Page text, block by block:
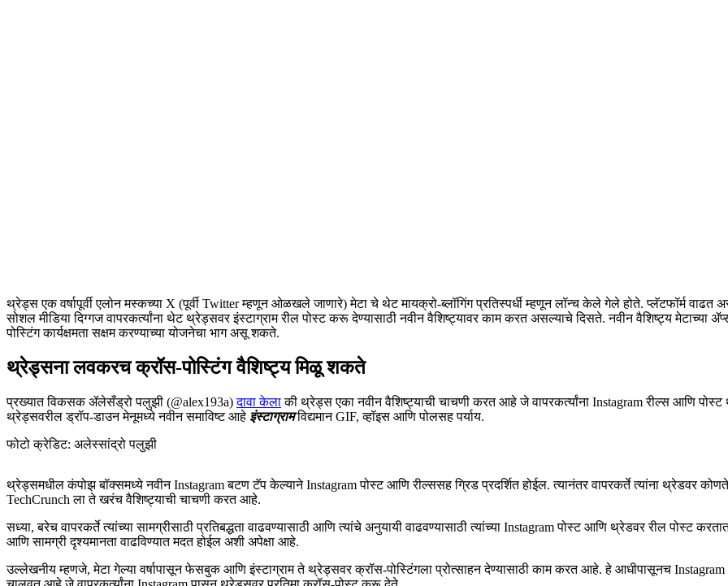
थ्रेड्स एक वर्षापूर्वी एलोन मस्कच्या X (पूर्वी Twitter म्हणून ओळखले जाणारे) मेटा चे थेट मायक्रो-ब्लॉगिंग प्रतिस्पर्धी म्हणून लॉन्च केले गेले होते. प्लॅटफॉर्म वाढत
सोशल मीडिया दिग्गज वापरकर्त्यांना थेट थ्रेड्सवर इंस्टाग्राम रील पोस्ट करू देण्यासाठी नवीन वैशिष्ट्यावर काम करत असल्याचे दिसते. नवीन वैशिष्ट्य मेटाच्या
पोस्टिंग कार्यक्षमता सक्षम करण्याच्या योजनेचा भाग असू शकते.
थ्रेड्सना लवकरच क्रॉस-पोस्टिंग वैशिष्ट्य मिळू शकते
प्रख्यात विकसक ॲलेसँड्रो पलुझी (@alex193a)दावा केलाकी थ्रेड्स एका नवीन वैशिष्ट्याची चाचणी करत आहे जे वापरकर्त्यांना Instagram रील्स आणि
थ्रेड्सवरील ड्रॉप-डाउन मेनूमध्ये नवीन समाविष्ट आहे इंस्टाग्रामविद्यमान GIF, व्हॉइस आणि पोलसह पर्याय.
फोटो क्रेडिट: अलेस्सांद्रो पलुझी
थ्रेड्समधील कंपोझ बॉक्समध्ये नवीन Instagram बटण टॅप केल्याने Instagram पोस्ट आणि रील्ससह ग्रिड प्रदर्शित होईल. त्यानंतर वापरकर्ते त्यांना थ्रेडवर
TechCrunch ला ते खरंच वैशिष्ट्याची चाचणी करत आहे.
सध्या, बरेच वापरकर्ते त्यांच्या सामग्रीसाठी प्रतिबद्धता वाढवण्यासाठी आणि त्यांचे अनुयायी वाढवण्यासाठी त्यांच्या Instagram पोस्ट आणि थ्रेडवर रील पोस्ट
आणि सामग्री दृश्यमानता वाढविण्यात मदत होईल अशी अपेक्षा आहे.
उल्लेखनीय म्हणजे, मेटा गेल्या वर्षापासून फेसबुक आणि इंस्टाग्राम ते थ्रेड्सवर क्रॉस-पोस्टिंगला प्रोत्साहन देण्यासाठी काम करत आहे. हे आधीपासूनच